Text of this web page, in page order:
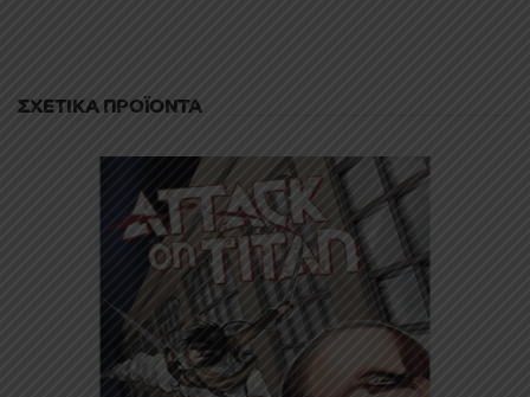
ΣΧΕΤΙΚΆ ΠΡΟΪΌΝΤΑ